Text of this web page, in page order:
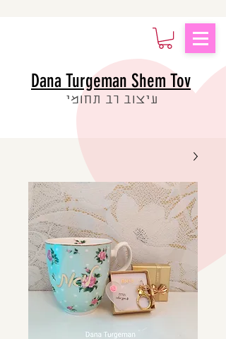
עיצוב רב תחומי
Dana Turgeman Shem Tov